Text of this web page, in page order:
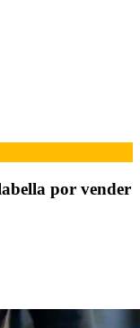
por vender